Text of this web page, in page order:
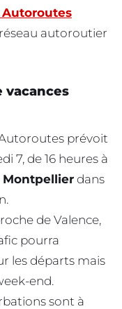
autoroutier
vacances
prévoit
7, de 16 heures à
Montpellier dans
de Valence,
pourra
les départs mais
end.
sont à